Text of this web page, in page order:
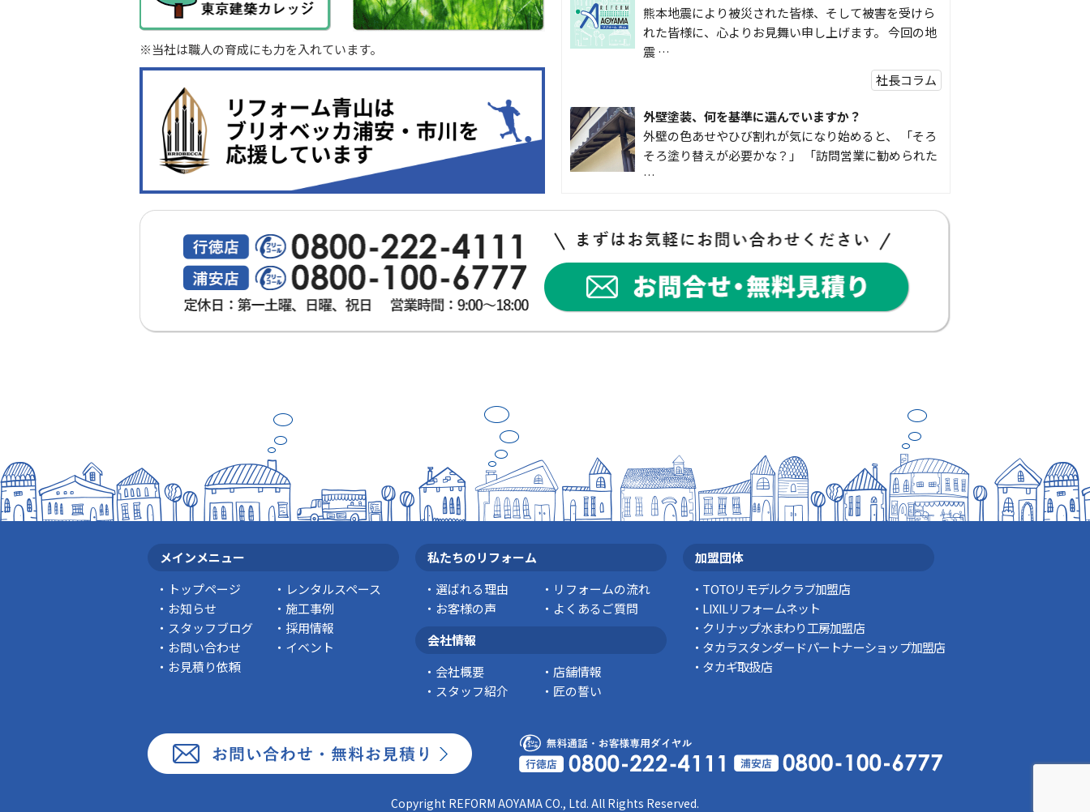
※当社は職人の育成にも力を入れています。
熊本地震により被災された皆様、そして被害を受けら
れた皆様に、心よりお見舞い申し上げます。 今回の地
震 …
社長コラム
外壁塗装、何を基準に選んでいますか？
外壁の色あせやひび割れが気になり始めると、 「そろ
そろ塗り替えが必要かな？」 「訪問営業に勧められた
…
なかなか便利な物
こんにちは コゴちゃんです 少し前になりますが購
入して良かった物を ご紹介したいと思 …
スタッフの日常
メインメニュー
トップページ
レンタルスペース
お知らせ
施工事例
スタッフブログ
採用情報
お問い合わせ
イベント
お見積り依頼
私たちのリフォーム
選ばれる理由
リフォームの流れ
お客様の声
よくあるご質問
会社情報
会社概要
店舗情報
スタッフ紹介
匠の誓い
加盟団体
TOTOリモデルクラブ加盟店
LIXILリフォームネット
クリナップ水まわり工房加盟店
タカラスタンダードパートナーショップ加盟店
タカギ取扱店
Copyright REFORM AOYAMA CO., Ltd. All Rights Reserved.